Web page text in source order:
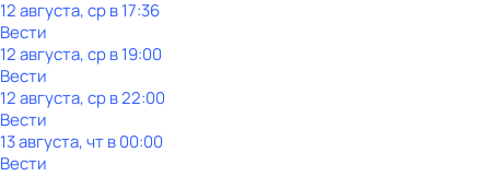
12 августа, ср в 17:36
Вести
12 августа, ср в 19:00
Вести
12 августа, ср в 22:00
Вести
13 августа, чт в 00:00
Вести